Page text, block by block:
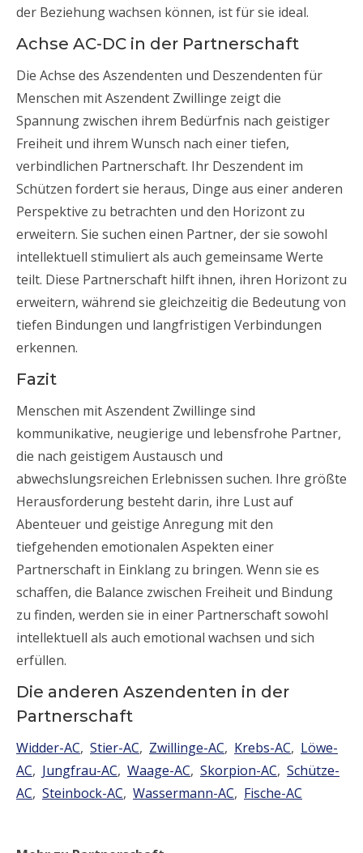
der Beziehung wachsen können, ist für sie ideal.
Achse AC-DC in der Partnerschaft
Die Achse des Aszendenten und Deszendenten für
Menschen mit Aszendent Zwillinge zeigt die
Spannung zwischen ihrem Bedürfnis nach geistiger
Freiheit und ihrem Wunsch nach einer tiefen,
verbindlichen Partnerschaft. Ihr Deszendent im
Schützen fordert sie heraus, Dinge aus einer anderen
Perspektive zu betrachten und den Horizont zu
erweitern. Sie suchen einen Partner, der sie sowohl
intellektuell stimuliert als auch gemeinsame Werte
teilt. Diese Partnerschaft hilft ihnen, ihren Horizont zu
erweitern, während sie gleichzeitig die Bedeutung von
tiefen Bindungen und langfristigen Verbindungen
erkennen.
Fazit
Menschen mit Aszendent Zwillinge sind
kommunikative, neugierige und lebensfrohe Partner,
die nach geistigem Austausch und
abwechslungsreichen Erlebnissen suchen. Ihre größte
Herausforderung besteht darin, ihre Lust auf
Abenteuer und geistige Anregung mit den
tiefgehenden emotionalen Aspekten einer
Partnerschaft in Einklang zu bringen. Wenn sie es
schaffen, die Balance zwischen Freiheit und Bindung
zu finden, werden sie in einer Partnerschaft sowohl
intellektuell als auch emotional wachsen und sich
erfüllen.
Die anderen Aszendenten in der
Partnerschaft
Widder-AC, Stier-AC, Zwillinge-AC, Krebs-AC, Löwe-
AC, Jungfrau-AC, Waage-AC, Skorpion-AC, Schütze-
AC, Steinbock-AC, Wassermann-AC, Fische-AC